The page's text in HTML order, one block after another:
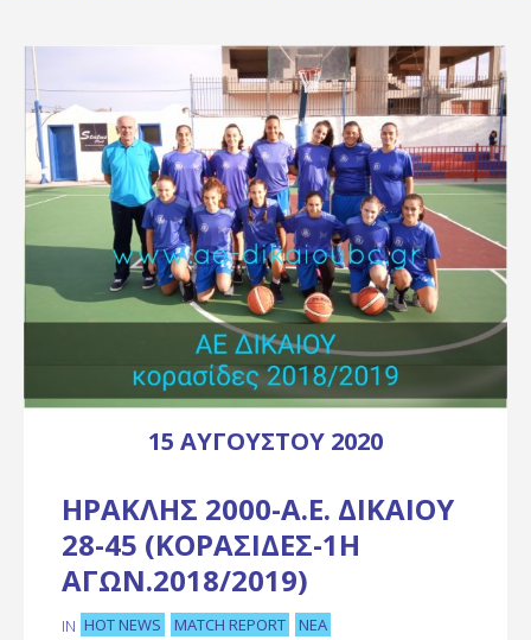
15 ΑΥΓΟΎΣΤΟΥ 2020
ΗΡΑΚΛΉΣ 2000-Α.Ε. ΔΙΚΑΊΟΥ
28-45 (ΚΟΡΑΣΊΔΕΣ-1Η
ΑΓΩΝ.2018/2019)
IN HOT NEWS MATCH REPORT ΝΈΑ